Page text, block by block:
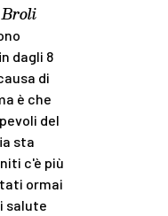
dagli 8
di
è che
del
sta
c'è più
ormai
salute